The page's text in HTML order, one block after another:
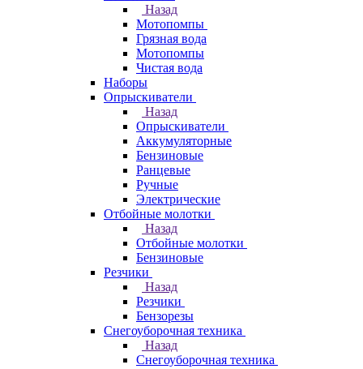
Назад
Мотопомпы
Грязная вода
Мотопомпы
Чистая вода
Наборы
Опрыскиватели
Назад
Опрыскиватели
Аккумуляторные
Бензиновые
Ранцевые
Ручные
Электрические
Отбойные молотки
Назад
Отбойные молотки
Бензиновые
Резчики
Назад
Резчики
Бензорезы
Снегоуборочная техника
Назад
Снегоуборочная техника